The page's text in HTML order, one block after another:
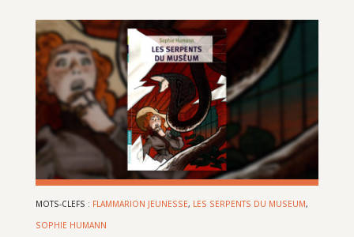
MOTS-CLEFS : FLAMMARION JEUNESSE, LES SERPENTS DU MUSEUM,
SOPHIE HUMANN